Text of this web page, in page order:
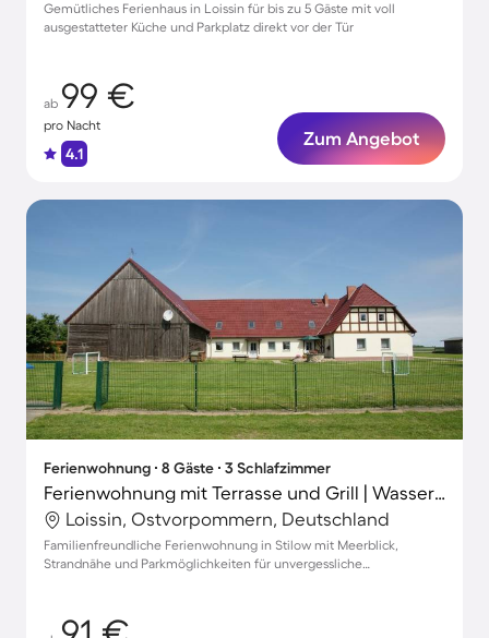
Gemütliches Ferienhaus in Loissin für bis zu 5 Gäste mit voll
ausgestatteter Küche und Parkplatz direkt vor der Tür
ab 99 €
pro Nacht
4.1
Zum Angebot
Ferienwohnung ∙ 8 Gäste ∙ 3 Schlafzimmer
Ferienwohnung mit Terrasse und Grill | Wasserblick
Loissin, Ostvorpommern, Deutschland
Familienfreundliche Ferienwohnung in Stilow mit Meerblick,
Strandnähe und Parkmöglichkeiten für unvergessliche